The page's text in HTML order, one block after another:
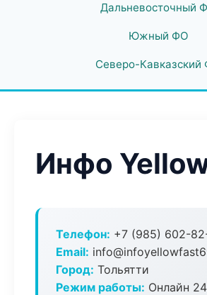
Дальневосточный
Южный ФО
Северо-Кавказский
Инфо
Телефон: +7 (985) 602-
Email:
Город: Тольятти
Режим работы: Онлайн